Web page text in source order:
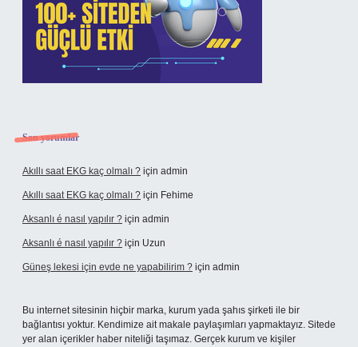
Son yorumlar
Akıllı saat EKG kaç olmalı ? için admin
Akıllı saat EKG kaç olmalı ? için Fehime
Aksanlı é nasıl yapılır ? için admin
Aksanlı é nasıl yapılır ? için Uzun
Güneş lekesi için evde ne yapabilirim ? için admin
Bu internet sitesinin hiçbir marka, kurum yada şahıs şirketi ile bir
bağlantısı yoktur. Kendimize ait makale paylaşımları yapmaktayız. Sitede
yer alan içerikler haber niteliği taşımaz. Gerçek kurum ve kişiler